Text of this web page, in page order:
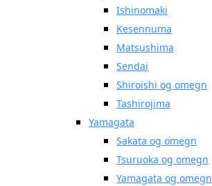
Ishinomaki
Kesennuma
Matsushima
Sendai
Shiroishi og omegn
Tashirojima
Yamagata
Sakata og omegn
Tsuruoka og omegn
Yamagata og omegn